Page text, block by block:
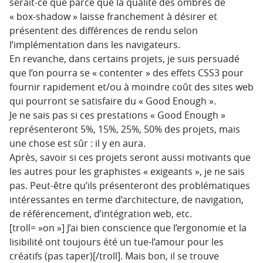
« box-shadow » laisse franchement à désirer et
présentent des différences de rendu selon
l’implémentation dans les navigateurs.
En revanche, dans certains projets, je suis persuadé
que l’on pourra se « contenter » des effets CSS3 pour
fournir rapidement et/ou à moindre coût des sites web
qui pourront se satisfaire du « Good Enough ».
Je ne sais pas si ces prestations « Good Enough »
représenteront 5%, 15%, 25%, 50% des projets, mais
une chose est sûr : il y en aura.
Après, savoir si ces projets seront aussi motivants que
les autres pour les graphistes « exigeants », je ne sais
pas. Peut-être qu’ils présenteront des problématiques
intéressantes en terme d’architecture, de navigation,
de référencement, d’intégration web, etc.
[troll= »on »] J’ai bien conscience que l’ergonomie et la
lisibilité ont toujours été un tue-l’amour pour les
créatifs (pas taper)[/troll]. Mais bon, il se trouve